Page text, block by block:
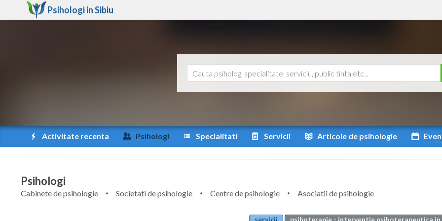
Psihologi inSibiu
Activitate recenta Psihologi Specialitati Servicii Articole de psihologie
Psihologi
Cabinete de psihologie Societati de psihologie Centre de psihologie
Asociatii de psihologie
servicii
psihoterapie - interventie psihoterapeutica in